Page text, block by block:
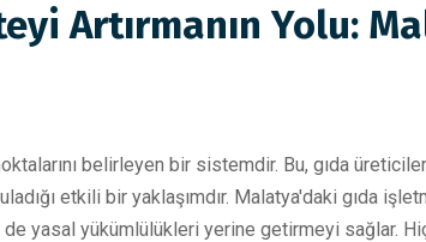
Artırmanın Yolu:
belirleyen bir sistemdir. Bu, gıda
etkili bir yaklaşımdır. Malatya'daki gıda
yasal yükümlülükleri yerine getirmeyi sağlar.